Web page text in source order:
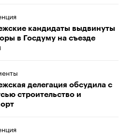
кандидаты выдвинуты
в Госдуму на съезде
делегация обсудила с
строительство и